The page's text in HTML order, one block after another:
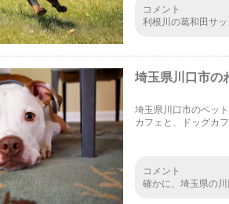
コメント
利根川の葛和田サ
埼玉県川口市の
埼玉県川口市のペッ
カフェと、ドッグカ
コメント
確かに、埼玉県の